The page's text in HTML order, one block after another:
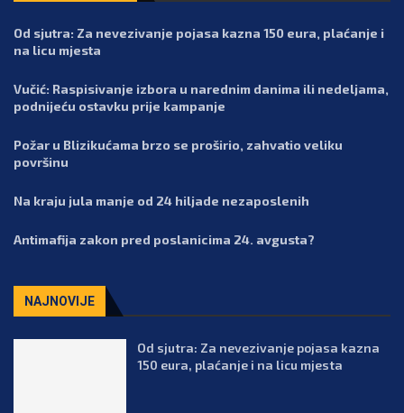
Od sjutra: Za nevezivanje pojasa kazna 150 eura, plaćanje i
na licu mjesta
Vučić: Raspisivanje izbora u narednim danima ili nedeljama,
podnijeću ostavku prije kampanje
Požar u Blizikućama brzo se proširio, zahvatio veliku
površinu
Na kraju jula manje od 24 hiljade nezaposlenih
Antimafija zakon pred poslanicima 24. avgusta?
NAJNOVIJE
Od sjutra: Za nevezivanje pojasa kazna
150 eura, plaćanje i na licu mjesta